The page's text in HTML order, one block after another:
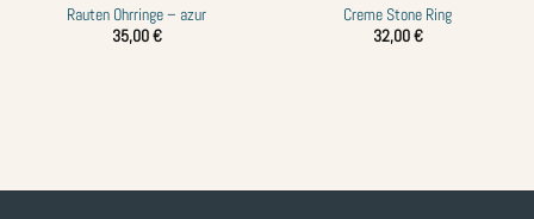
Zur
Rauten Ohrringe – azur
35,00€
Creme Stone Ring
32,00€